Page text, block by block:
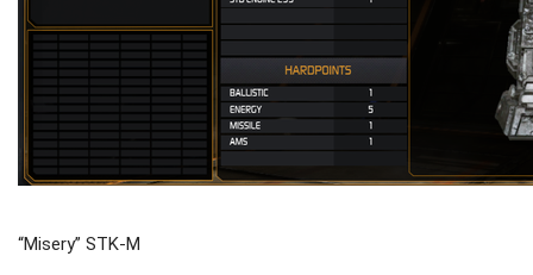
“Misery” STK-M